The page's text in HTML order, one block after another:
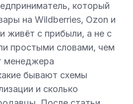
который
на Wildberries, Ozon и
живёт с прибыли, а не с
простыми словами, чем
менеджера
бывают схемы
и сколько